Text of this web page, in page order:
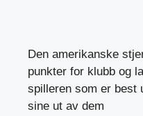
Den amerikanske
punkter for klubb og
spilleren som er best
sine ut av dem